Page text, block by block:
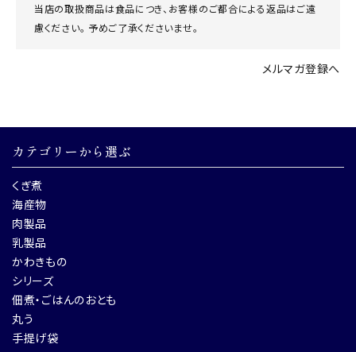
当店の取扱商品は食品につき、お客様のご都合による返品はご遠
慮ください。 予めご了承くださいませ。
メルマガ登録へ
カテゴリーから選ぶ
くぎ煮
海産物
肉製品
乳製品
かわきもの
シリーズ
佃煮・ごはんのおとも
丸う
手提げ袋